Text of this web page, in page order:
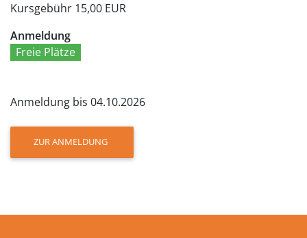
Kursgebühr 15,00 EUR
Anmeldung
Freie Plätze
Anmeldung bis 04.10.2026
ZUR ANMELDUNG